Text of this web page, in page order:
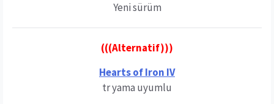
Yeni sürüm
(((Alternatif)))
Hearts of Iron IV
tr yama uyumlu